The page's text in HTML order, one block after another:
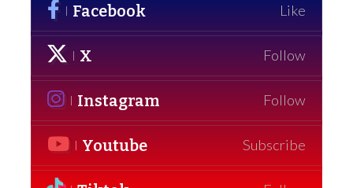
Facebook Like
X Follow
Instagram Follow
Youtube Subscribe